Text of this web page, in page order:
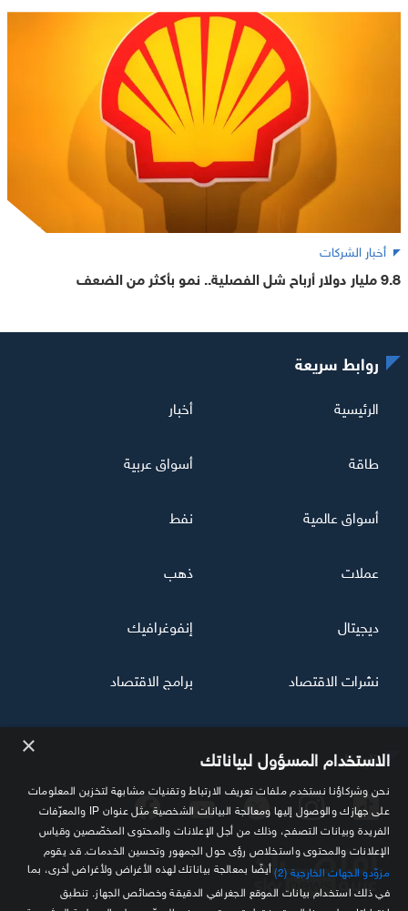
أخبار الشركات
9.8 مليار دولار أرباح شل الفصلية.. نمو بأكثر من الضعف
تابعنا
روابط سريعة
الرئيسية أخبار
طاقة أسواق عربية
أسواق عالمية نفط
عملات ذهب
ديجيتال إنفوغرافيك
نشرات الاقتصاد برامج الاقتصاد
× الاستخدام المسؤول لبياناتك
نحن وشركاؤنا نستخدم ملفات تعريف الارتباط وتقنيات مشابهة لتخزين المعلومات
على جهازك والوصول إليها ومعالجة البيانات الشخصية مثل عنوان IP والمعرّفات
الفريدة وبيانات التصفح، وذلك من أجل الإعلانات والمحتوى المخصّصين وقياس
الإعلانات والمحتوى واستخلاص رؤى حول الجمهور وتحسين الخدمات. قد يقوم
مزوّدو الجهات الخارجية (2)
أيضًا بمعالجة بياناتك لهذه الأغراض ولأغراض أخرى، بما
في ذلك استخدام بيانات الموقع الجغرافي الدقيقة وخصائص الجهاز. تنطبق